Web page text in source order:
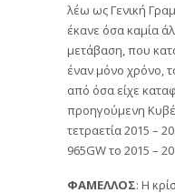
λέω ως Γενική
έκανε όσα καμία
μετάβαση, που
έναν μόνο χρόνο,
από όσα είχε
προηγούμενη
τετραετία 2015 –
965GW το 2015 –
ΦΑΜΕΛΛΟΣ: Η